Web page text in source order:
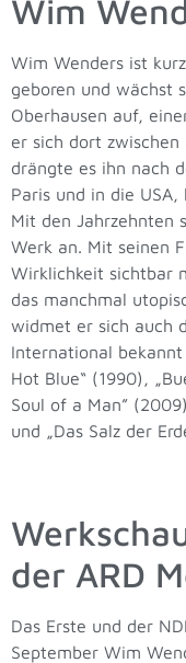
Wim
Wim Wenders ist
geboren und wächst
Oberhausen auf,
er sich dort
drängte es ihn nach
Paris und in die
Mit den Jahrzehnten
Werk an. Mit seinen
Wirklichkeit sichtbar
das manchmal
widmet er sich auch
International bekannt
Hot Blue“ (1990),
Soul of a Man”
und „Das Salz der
der ARD
Das Erste und der
September Wim